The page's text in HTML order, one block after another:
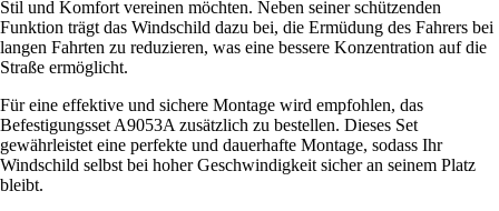
Stil und Komfort vereinen möchten. Neben seiner schützenden
Funktion trägt das Windschild dazu bei, die Ermüdung des Fahrers bei
langen Fahrten zu reduzieren, was eine bessere Konzentration auf die
Straße ermöglicht.
Für eine effektive und sichere Montage wird empfohlen, das
Befestigungsset A9053A zusätzlich zu bestellen. Dieses Set
gewährleistet eine perfekte und dauerhafte Montage, sodass Ihr
Windschild selbst bei hoher Geschwindigkeit sicher an seinem Platz
bleibt.